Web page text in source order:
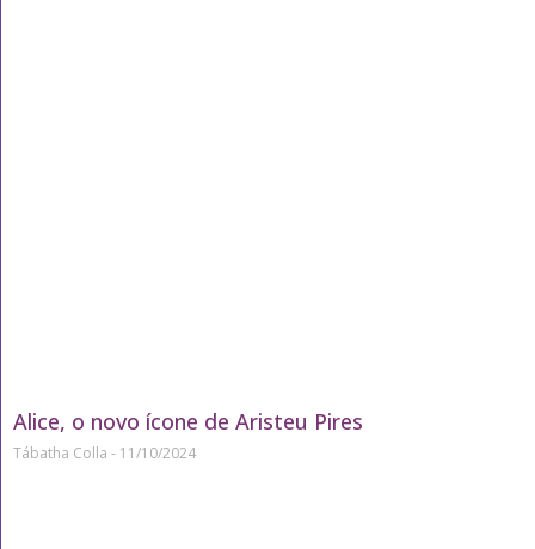
Alice, o novo ícone de Aristeu Pires
Tábatha Colla 11/10/2024